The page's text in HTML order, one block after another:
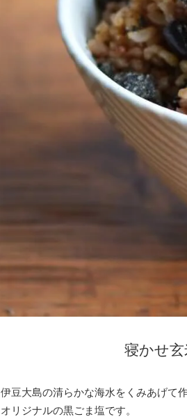
寝かせ
伊豆大島の清らかな海水をくみあげて
オリジナルの黒ごま塩です。